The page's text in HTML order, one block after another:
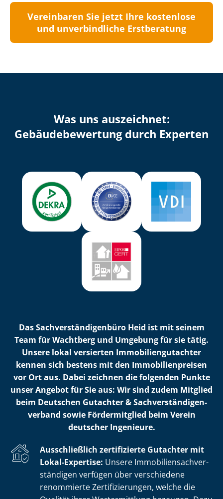
Vereinbaren Sie jetzt Ihre kostenlose
und unverbindliche Erstberatung
Was uns auszeichnet:
Ge­bäu­de­be­wer­tung durch Experten
Das Sach­ver­stän­di­gen­bü­ro Heid ist mit seinem
Team für Wachtberg und Umgebung für sie tätig.
Unsere lokal versierten Im­mo­bi­li­en­gut­ach­ter
kennen sich bestens mit den Im­mo­bi­li­en­prei­sen
vor Ort aus. Dabei zeichnen die folgenden Punkte
unser Angebot für Sie aus: Wir sind zudem Mitglied
beim Deutschen Gutachter & Sach­ver­stän­di­gen­
ver­band sowie Fördermitglied beim Verein
deutscher Ingenieure.
Ausschließlich zertifizierte Gutachter mit
Lokal-Expertise: Unsere Im­mo­bi­li­en­sach­ver­
stän­di­gen verfügen über verschiedene
renommierte Zer­ti­fi­zie­run­gen, welche die